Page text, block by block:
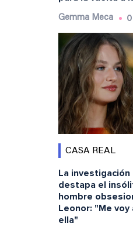
Gemma Meca
CASA REAL
La investigación
destapa el
hombre
Leonor: "Me voy
ella"